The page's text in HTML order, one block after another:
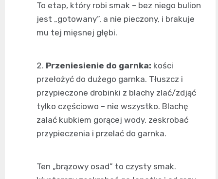
To etap, który robi smak – bez niego bulion
jest „gotowany”, a nie pieczony, i brakuje
mu tej mięsnej głębi.
Przeniesienie do garnka: kości
przełożyć do dużego garnka. Tłuszcz i
przypieczone drobinki z blachy zlać/zdjąć
tylko częściowo – nie wszystko. Blachę
zalać kubkiem gorącej wody, zeskrobać
przypieczenia i przelać do garnka.
Ten „brązowy osad” to czysty smak.